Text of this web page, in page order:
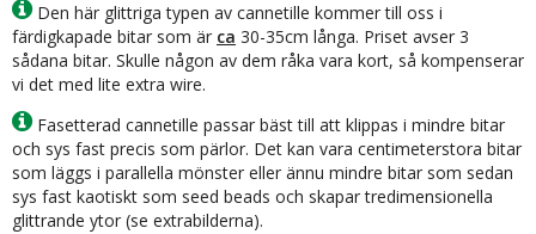
Den här glittriga typen av cannetille kommer till oss i
färdigkapade bitar som är ca 30-35cm långa. Priset avser 3
sådana bitar. Skulle någon av dem råka vara kort, så kompenserar
vi det med lite extra wire.
Fasetterad cannetille passar bäst till att klippas i mindre bitar
och sys fast precis som pärlor. Det kan vara centimeterstora bitar
som läggs i parallella mönster eller ännu mindre bitar som sedan
sys fast kaotiskt som seed beads och skapar tredimensionella
glittrande ytor (se extrabilderna).